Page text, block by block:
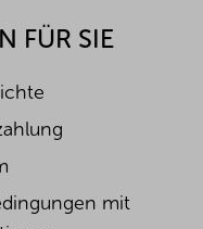
FÜR SIE
mit